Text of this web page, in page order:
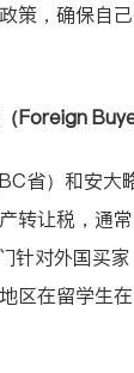
策，确保自
Foreign
省）和安大
转让税，通
针对外国买
区在留学生